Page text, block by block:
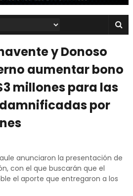
y Donoso
aumentar bono
millones para las
por
anunciaron la presentación de
con el que buscarán que el
el aporte que entregaron a los